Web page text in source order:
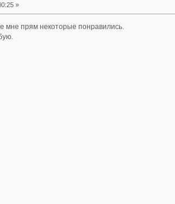
»
мне прям некоторые понравились.